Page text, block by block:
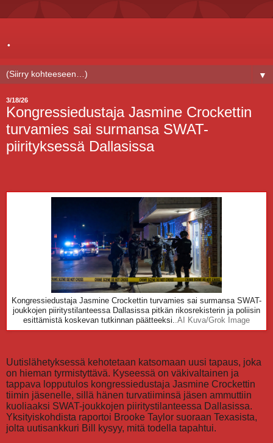
.
▼
3/18/26
Kongressiedustaja Jasmine Crockettin
turvamies sai surmansa SWAT-
piirityksessä Dallasissa
Kongressiedustaja Jasmine Crockettin turvamies sai surmansa SWAT-
joukkojen piiritystilanteessa Dallasissa pitkän rikosrekisterin ja poliisin
esittämistä koskevan tutkinnan päätteeksi.
.AI Kuva/Grok Image
Uutislähetyksessä kehotetaan katsomaan uusi tapaus, joka
on hieman tyrmistyttävä. Kyseessä on väkivaltainen ja
tappava lopputulos kongressiedustaja Jasmine Crockettin
tiimin jäsenelle, sillä hänen turvatiiminsä jäsen ammuttiin
kuoliaaksi SWAT-joukkojen piiritystilanteessa Dallasissa.
Yksityiskohdista raportoi Brooke Taylor suoraan Texasista,
jolta uutisankkuri Bill kysyy, mitä todella tapahtui.